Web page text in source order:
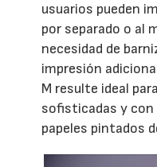
usuarios pueden
por separado o al
necesidad de
impresión
M resulte ideal
sofisticadas y
papeles pintados